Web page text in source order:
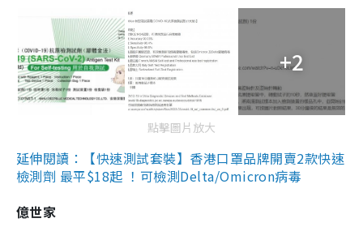
+2
點擊圖片放大
延伸閱讀：【快速測試套裝】香港口罩品牌開賣2款快速
檢測劑 最平$18起 ！可檢測Delta/Omicron病毒
億世家